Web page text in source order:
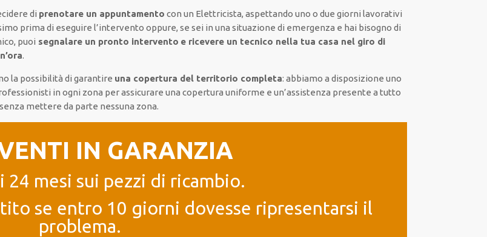
di prenotareun appuntamento con un Elettricista, aspettando uno o due giorni lavorativi
prima di eseguire l’intervento oppure, se sei in una situazione di emergenza e hai bisogno di
, puoi segnalareun pronto intervento e ricevere un tecnico nella tua casa nel giro di
.
la possibilità di garantire una copertura del territorio completa: abbiamo a disposizione uno
in ogni zona perassicurare una copertura uniforme e un’assistenza presente a tutto
mettere da parte nessuna zona.
IN GARANZIA
24 mesi sui pezzi di ricambio.
se entro 10 giorni dovesse ripresentarsi il
problema.